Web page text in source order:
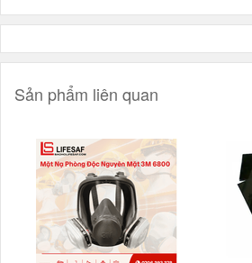
Sản phẩm liên quan